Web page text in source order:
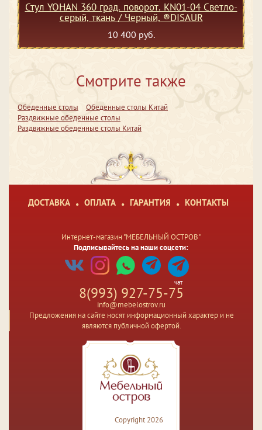
Стул YOHAN 360 град. поворот. KN01-04 Светло-
серый, ткань / Черный, ®DISAUR
10 400 руб.
Смотрите также
Обеденные столы
Обеденные столы Китай
Раздвижные обеденные столы
Раздвижные обеденные столы Китай
ДОСТАВКА ОПЛАТА ГАРАНТИЯ КОНТАКТЫ
Интернет-магазин "МЕБЕЛЬНЫЙ ОСТРОВ"
Подписывайтесь на наши соцсети:
чат
8(993) 927-75-75
info@mebelostrov.ru
Предложения на сайте носят информационный характер и не
являются публичной офертой.
Copyright 2026